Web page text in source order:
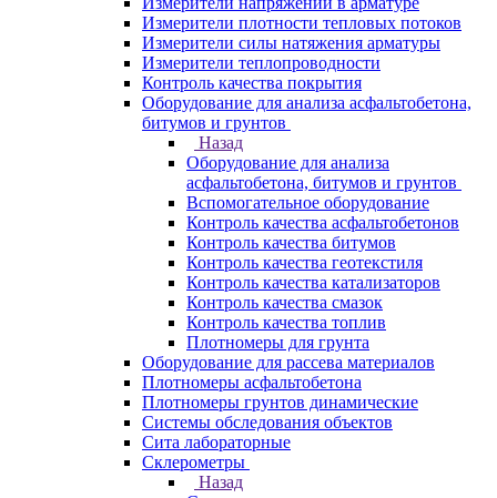
Измерители плотности тепловых потоков
Измерители силы натяжения арматуры
Измерители теплопроводности
Контроль качества покрытия
Оборудование для анализа асфальтобетона,
битумов и грунтов
Назад
Оборудование для анализа
асфальтобетона, битумов и грунтов
Вспомогательное оборудование
Контроль качества асфальтобетонов
Контроль качества битумов
Контроль качества геотекстиля
Контроль качества катализаторов
Контроль качества смазок
Контроль качества топлив
Плотномеры для грунта
Оборудование для рассева материалов
Плотномеры асфальтобетона
Плотномеры грунтов динамические
Системы обследования объектов
Сита лабораторные
Склерометры
Назад